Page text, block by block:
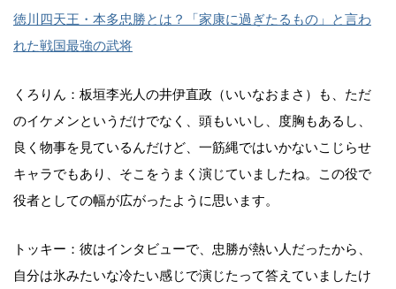
徳川四天王・本多忠勝とは？「家康に過ぎたるもの」と言わ
れた戦国最強の武将
くろりん：板垣李光人の井伊直政（いいなおまさ）も、ただ
のイケメンというだけでなく、頭もいいし、度胸もあるし、
良く物事を見ているんだけど、一筋縄ではいかないこじらせ
キャラでもあり、そこをうまく演じていましたね。この役で
役者としての幅が広がったように思います。
トッキー：彼はインタビューで、忠勝が熱い人だったから、
自分は氷みたいな冷たい感じで演じたって答えていましたけ